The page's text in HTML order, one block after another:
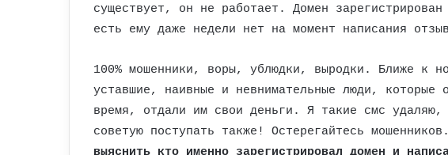
существует, он не работает. Домен
есть ему даже недели нет на момент написания
100% мошенники, воры, ублюдки, выродки. Ближе к
уставшие, наивные и невнимательные люди, которые
время, отдали им свои деньги. Я такие смс
советую поступать также! Остерегайтесь